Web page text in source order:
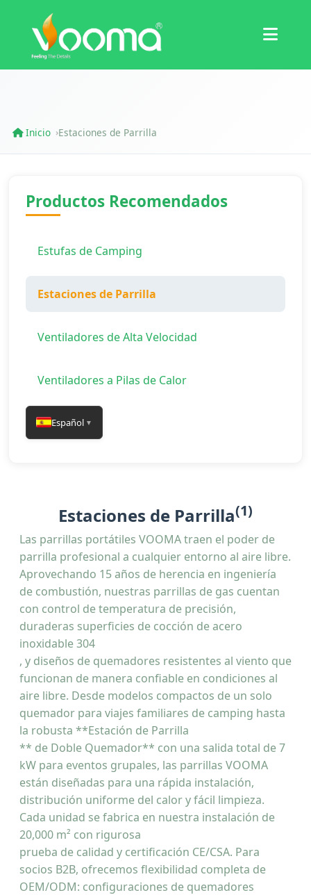
Certificaciones
Estudio de Caso
Inicio ›Estaciones de Parrilla
Productos Recomendados
Estufas de Camping
Estaciones de Parrilla
Ventiladores de Alta Velocidad
Ventiladores a Pilas de Calor
Español ▼
Estaciones de Parrilla(1)
Las parrillas portátiles VOOMA traen el poder de
parrilla profesional a cualquier entorno al aire libre.
Aprovechando 15 años de herencia en ingeniería
de combustión, nuestras parrillas de gas cuentan
con control de temperatura de precisión,
duraderas superficies de cocción de acero
inoxidable 304
, y diseños de quemadores resistentes al viento que
funcionan de manera confiable en condiciones al
aire libre. Desde modelos compactos de un solo
quemador para viajes familiares de camping hasta
la robusta **Estación de Parrilla
** de Doble Quemador** con una salida total de 7
kW para eventos grupales, las parrillas VOOMA
están diseñadas para una rápida instalación,
distribución uniforme del calor y fácil limpieza.
Cada unidad se fabrica en nuestra instalación de
20,000 m² con rigurosa
prueba de calidad y certificación CE/CSA. Para
socios B2B, ofrecemos flexibilidad completa de
OEM/ODM: configuraciones de quemadores